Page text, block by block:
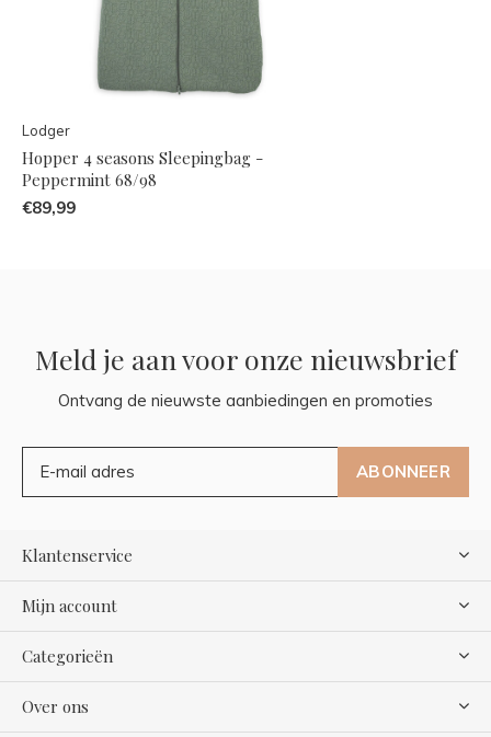
Lodger
Hopper 4 seasons Sleepingbag -
Peppermint 68/98
€89,99
Meld je aan voor onze nieuwsbrief
Ontvang de nieuwste aanbiedingen en promoties
ABONNEER
Klantenservice
Mijn account
Categorieën
Over ons